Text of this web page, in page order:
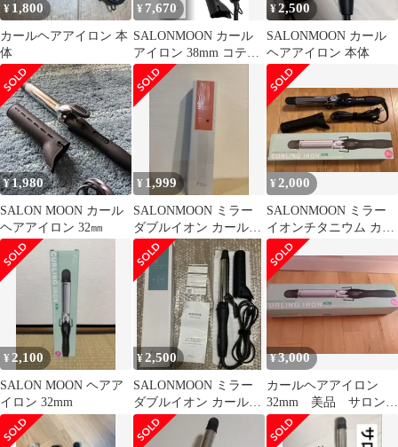
¥ 1,800
カールヘアアイロン 本
体
¥ 7,670
SALONMOON カール
アイロン 38mm コテ
【ロングバレル 強力ク
リップ】 ヘアアイロン
ダブル マイナスイオン
80℃?220℃ 29段階 海外
電源OFF サロンムーン
ma e7cf7ff2
¥2,500
SALONMOON カール
ヘアアイロン 本体
¥1,980
SALON MOON カール
ヘアアイロン 32㎜
¥ 1,999
SALONMOON ミラー
ダブルイオン カールヘ
アアイロン 32mm
¥ 2,000
SALONMOON ミラー
イオンチタニウム カー
ルヘアアイロン 32mm
¥2,100
SALON MOON ヘアア
イロン 32mm
¥2,500
SALONMOON ミラー
ダブルイオン カールヘ
アアイロン 32mm
¥3,000
カールヘアアイロン
32mm 美品 サロンム
ーン